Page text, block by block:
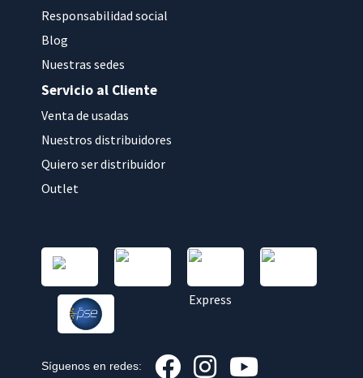
Responsabilidad social
Blog
Nuestras sedes
Servicio al Cliente
Venta de usadas
Nuestros distribuidores
Quiero ser distribuidor
Outlet
Síguenos en redes: